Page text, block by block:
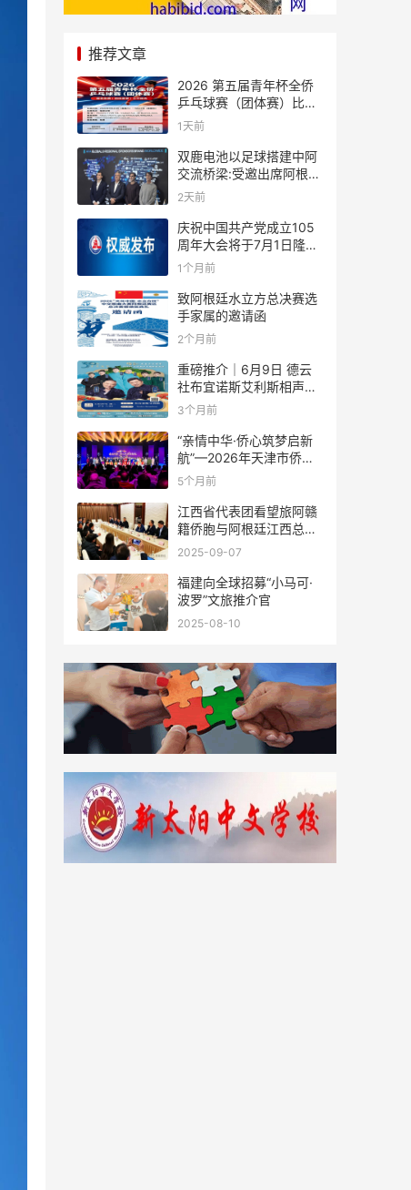
推荐文章
2026 第五届青年杯全侨
乒乓球赛（团体赛）比赛
规则
1天前
双鹿电池以足球搭建中阿
交流桥梁:受邀出席阿根廷
足协赞助商招待会！
2天前
庆祝中国共产党成立105
周年大会将于7月1日隆重
举行
1个月前
致阿根廷水立方总决赛选
手家属的邀请函
2个月前
重磅推介｜6月9日 德云
社布宜诺斯艾利斯相声专
场！国风曲艺邂逅南美风
结！
3个月前
“亲情中华·侨心筑梦启新
航”—2026年天津市侨界
新春联谊活动成功举办
5个月前
江西省代表团看望旅阿赣
籍侨胞与阿根廷江西总商
会座谈
2025-09-07
福建向全球招募“小马可·
波罗”文旅推介官
2025-08-10